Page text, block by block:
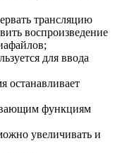
трансляцию
воспроизведение
для ввода
останавливает
функциям
увеличивать и